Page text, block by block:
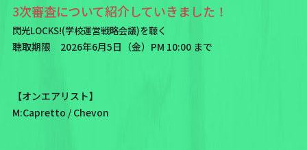
3次審査について紹介していきました！
閃光LOCKS!(学校運営戦略会議)を聴く
聴取期限 2026年6月5日（金）PM 10:00 まで
【オンエアリスト】
M:Capretto / Chevon